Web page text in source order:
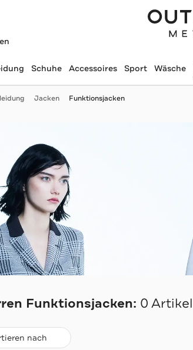
Schuhe Accessoires Sport Wäsche
Jacken Funktionsjacken
Funktionsjacken: 0 Artikel
nach